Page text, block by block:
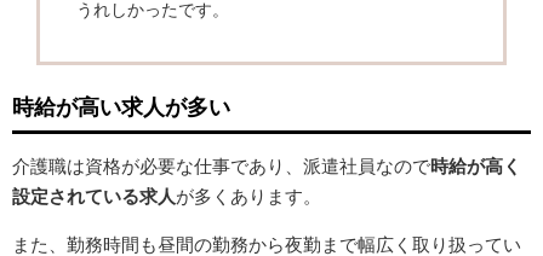
うれしかったです。
時給が高い求人が多い
介護職は資格が必要な仕事であり、派遣社員なので時給が高く
設定されている求人 が多くあります。
また、勤務時間も昼間の勤務から夜勤まで幅広く取り扱ってい